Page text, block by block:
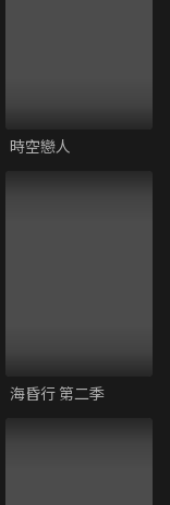
時空戀人
海昏行 第二季